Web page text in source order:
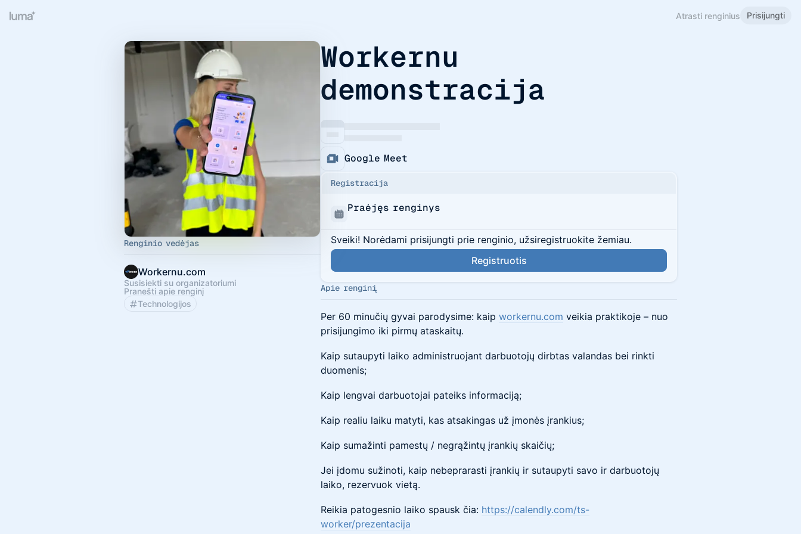
Atrasti renginius Prisijungti
Renginio vedėjas
Workernu.com
Susisiekti su organizatoriumi
Pranešti apie renginį
Technologijos
Workernu
demonstracija
Google Meet
Registracija
Praėjęs renginys
Sveiki! Norėdami prisijungti prie renginio, užsiregistruokite žemiau.
Registruotis
Apie renginį
Per 60 minučių gyvai parodysime: kaip workernu.com veikia praktikoje – nuo
prisijungimo iki pirmų ataskaitų.
​​​​​Kaip sutaupyti laiko administruojant darbuotojų dirbtas valandas bei rinkti
duomenis;
​​​​​Kaip lengvai darbuotojai pateiks informaciją;
​​​​​Kaip realiu laiku matyti, kas atsakingas už įmonės įrankius;
​​​​​Kaip sumažinti pamestų / negrąžintų įrankių skaičių;
​​​​​Jei įdomu sužinoti, kaip nebeprarasti įrankių ir sutaupyti savo ir darbuotojų
laiko, rezervuok vietą.
​​​​​Reikia patogesnio laiko spausk čia: https://calendly.com/ts-
worker/prezentacija